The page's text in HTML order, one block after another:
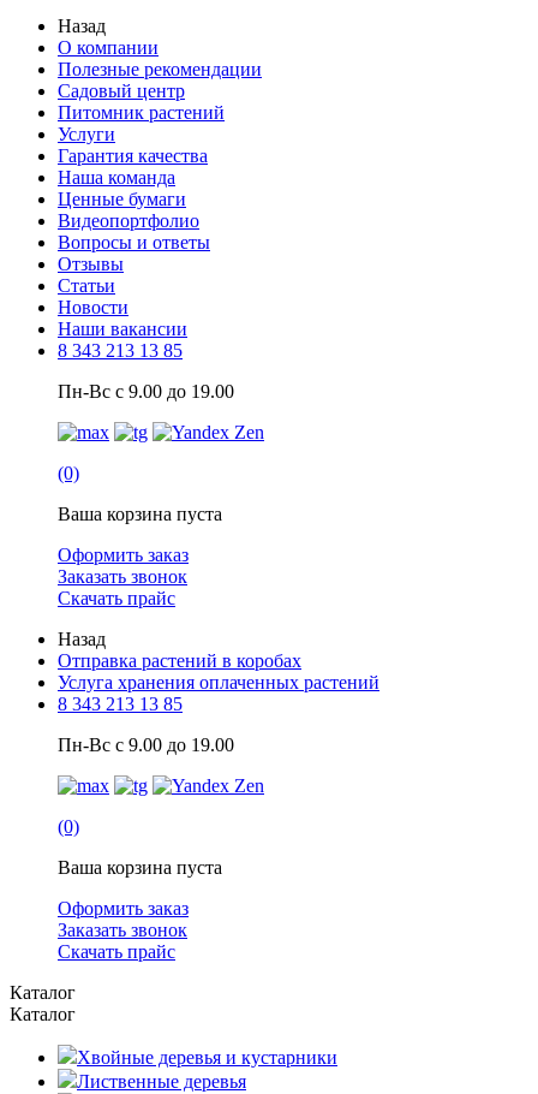
Назад
О компании
Полезные рекомендации
Садовый центр
Питомник растений
Услуги
Гарантия качества
Наша команда
Ценные бумаги
Видеопортфолио
Вопросы и ответы
Отзывы
Статьи
Новости
Наши вакансии
8 343 213 13 85
Пн-Вс с 9.00 до 19.00
(0)
Ваша корзина пуста
Оформить заказ
Заказать звонок
Скачать прайс
Назад
Отправка растений в коробах
Услуга хранения оплаченных растений
8 343 213 13 85
Пн-Вс с 9.00 до 19.00
(0)
Ваша корзина пуста
Оформить заказ
Заказать звонок
Скачать прайс
Каталог
Каталог
Хвойные деревья и кустарники
Лиственные деревья